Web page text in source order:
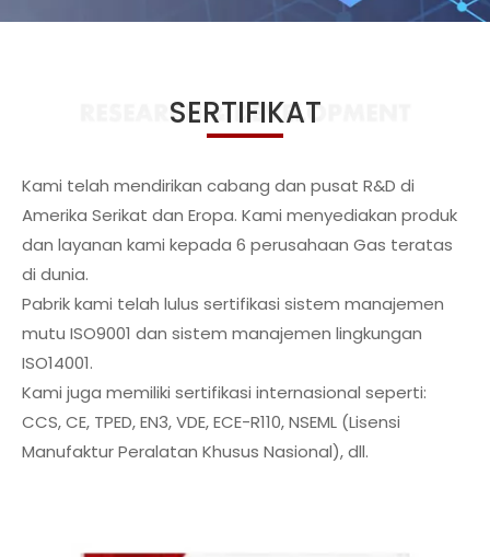
SERTIFIKAT
Kami telah mendirikan cabang dan pusat R&D di
Amerika Serikat dan Eropa. Kami menyediakan produk
dan layanan kami kepada 6 perusahaan Gas teratas
di dunia.
Pabrik kami telah lulus sertifikasi sistem manajemen
mutu ISO9001 dan sistem manajemen lingkungan
ISO14001.
Kami juga memiliki sertifikasi internasional seperti:
CCS, CE, TPED, EN3, VDE, ECE-R110, NSEML (Lisensi
Manufaktur Peralatan Khusus Nasional), dll.